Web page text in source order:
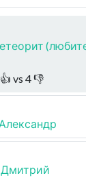
👍 vs 4👎